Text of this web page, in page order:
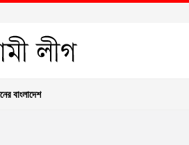
বাংলাদেশ